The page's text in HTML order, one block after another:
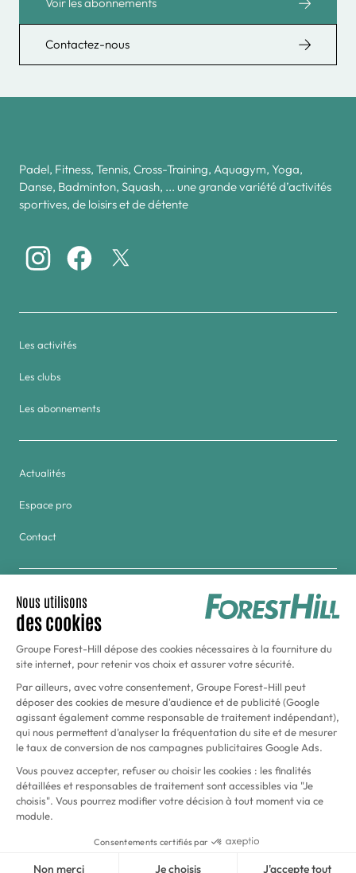
Contactez-nous
Padel, Fitness, Tennis, Cross-Training, Aquagym, Yoga,
Danse, Badminton, Squash, ... une grande variété d’activités
sportives, de loisirs et de détente
Les activités
Les clubs
Les abonnements
Actualités
Espace pro
Contact
Groupe
Golf & Tennis du Haras de Jardy
Hôtel Forest Hill Meudon-Vélizy
Aquaboulevard
Conditions générales d’utilisation
Politique de confidentialité